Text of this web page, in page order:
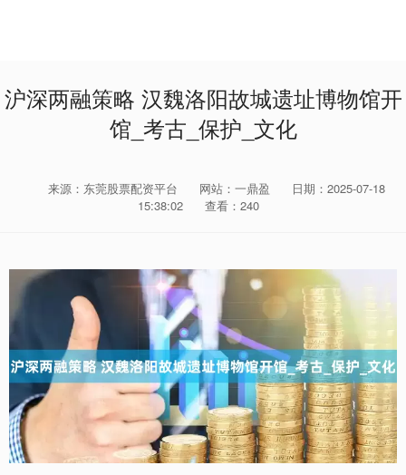
沪深两融策略 汉魏洛阳故城遗址博物馆开
馆_考古_保护_文化
来源：东莞股票配资平台 网站：一鼎盈
日期：2025-07-18
15:38:02
查看：240